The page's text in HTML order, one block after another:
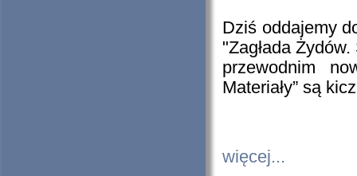
Dziś oddajemy
"Zagłada
przewodnim
Materiały” są
więcej...